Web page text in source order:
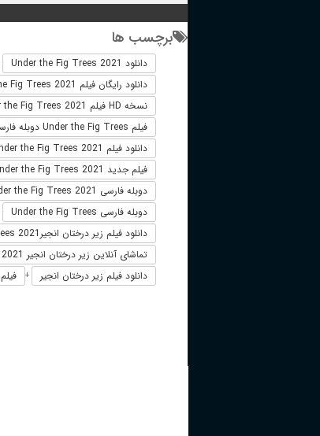
برچسب ها
دانلود Under the Fig Trees 2021
دانلود رایگان فیلم Under the Fig Trees 2021
نسخه HD فیلم Under the Fig Trees 2021
فیلم Under the Fig Trees دوبله فارسی
دانلود فیلم Under the Fig Trees 2021 لینک مستقیم
فیلم جدید Under the Fig Trees 2021
دوبله فارسی Under the Fig Trees 2021
دوبله فارسی Under the Fig Trees
دانلود فیلم زیر درختان انجیرUnder the Fig Trees 2021
تماشای آنلاین زیر درختان انجیر 2021
دانلود فیلم زیر درختان انجیر +